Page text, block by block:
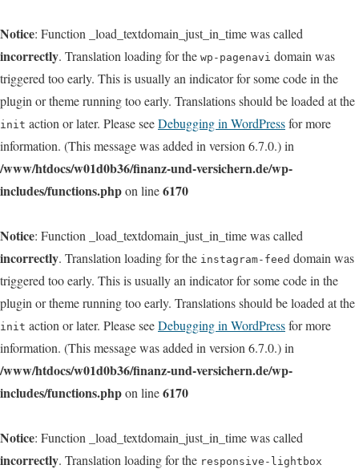
Notice: Function _load_textdomain_just_in_time was called
incorrectly. Translation loading for the wp-pagenavi domain was
triggered too early. This is usually an indicator for some code in the
plugin or theme running too early. Translations should be loaded at the
init action or later. Please seeDebugging in WordPressfor more
information. (This message was added in version 6.7.0.) in
/www/htdocs/w01d0b36/finanz-und-versichern.de/wp-
includes/functions.phpon line6170
Notice: Function _load_textdomain_just_in_time was called
incorrectly. Translation loading for the instagram-feed domain was
triggered too early. This is usually an indicator for some code in the
plugin or theme running too early. Translations should be loaded at the
init action or later. Please seeDebugging in WordPressfor more
information. (This message was added in version 6.7.0.) in
/www/htdocs/w01d0b36/finanz-und-versichern.de/wp-
includes/functions.phpon line6170
Notice: Function _load_textdomain_just_in_time was called
incorrectly. Translation loading for the responsive-lightbox